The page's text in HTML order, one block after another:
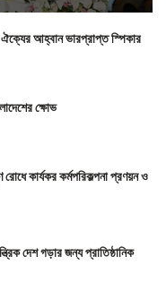
ঐক্যের আহ্বান ভারপ্রাপ্ত স্পিকার
ক্ষোভ
রোধে কার্যকর কর্মপরিকল্পনা প্রণয়ন ও
দেশ গড়ার জন্য প্রাতিষ্ঠানিক